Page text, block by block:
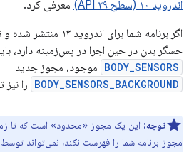
اندروید ۱۰ (سطح API ۲۹)
معرفی کرد.
اگر برنامه شما برای
حسگر بدن در حین اجرا در پس‌زمینه دارد،
BODY_SENSORS موجود، مجوز جدید
BODY_SENSORS_BACKGROUND را
توجه: این یک مجوز «محدود» است که تا
مجوز برنامه شما را فهرست نکند، نمی‌تواند